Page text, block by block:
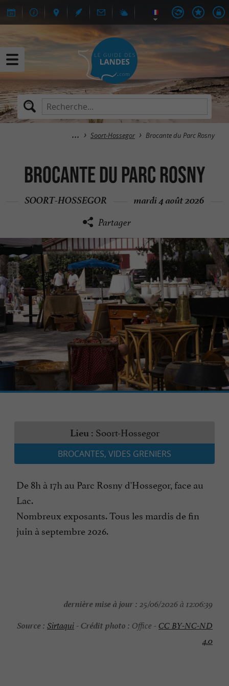
Soort-Hossegor Brocante du Parc Rosny
Brocante du Parc Rosny
SOORT-HOSSEGOR mardi 4 août 2026
Partager
Lieu : Soort-Hossegor
BROCANTES, VIDES GRENIERS
De 8h à 17h au Parc Rosny d'Hossegor, face au
Lac.
Nombreux exposants. Tous les mardis de fin
juin à septembre 2026.
dernière mise à jour : 25/06/2026 à 12:06:39
Source : Sirtaqui-Crédit photo : Office -CC BY-NC-ND
4.0